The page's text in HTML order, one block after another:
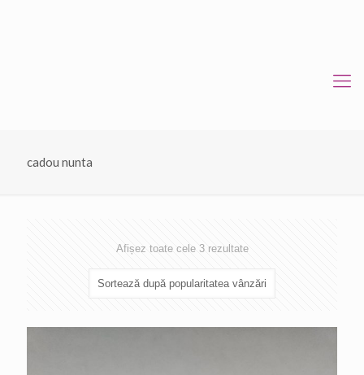
cadou nunta
Afișez toate cele 3 rezultateSortat
popularitate